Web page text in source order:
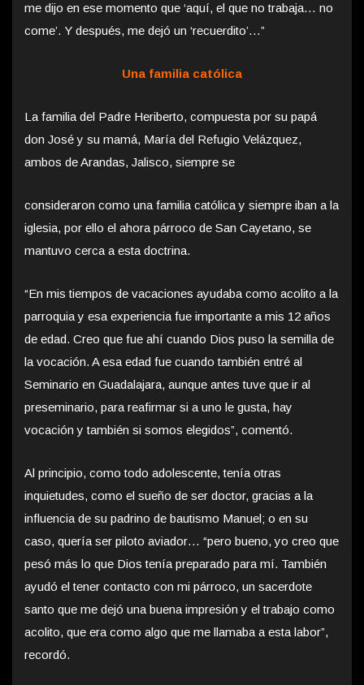
me dijo en ese momento que ‘aquí, el que no trabaja… no
come’. Y después, me dejó un ‘recuerdito’…”
Una familia católica
La familia del Padre Heriberto, compuesta por su papá
don José y su mamá, María del Refugio Velázquez,
ambos de Arandas, Jalisco, siempre se
consideraron como una familia católica y siempre iban a la
iglesia, por ello el ahora párroco de San Cayetano, se
mantuvo cerca a esta doctrina.
“En mis tiempos de vacaciones ayudaba como acolito a la
parroquia y esa experiencia fue importante a mis 12 años
de edad. Creo que fue ahí cuando Dios puso la semilla de
la vocación. A esa edad fue cuando también entré al
Seminario en Guadalajara, aunque antes tuve que ir al
preseminario, para reafirmar si a uno le gusta, hay
vocación y también si somos elegidos”, comentó.
Al principio, como todo adolescente, tenía otras
inquietudes, como el sueño de ser doctor, gracias a la
influencia de su padrino de bautismo Manuel; o en su
caso, quería ser piloto aviador… “pero bueno, yo creo que
pesó más lo que Dios tenía preparado para mí. También
ayudó el tener contacto con mi párroco, un sacerdote
santo que me dejó una buena impresión y el trabajo como
acolito, que era como algo que me llamaba a esta labor”,
recordó.